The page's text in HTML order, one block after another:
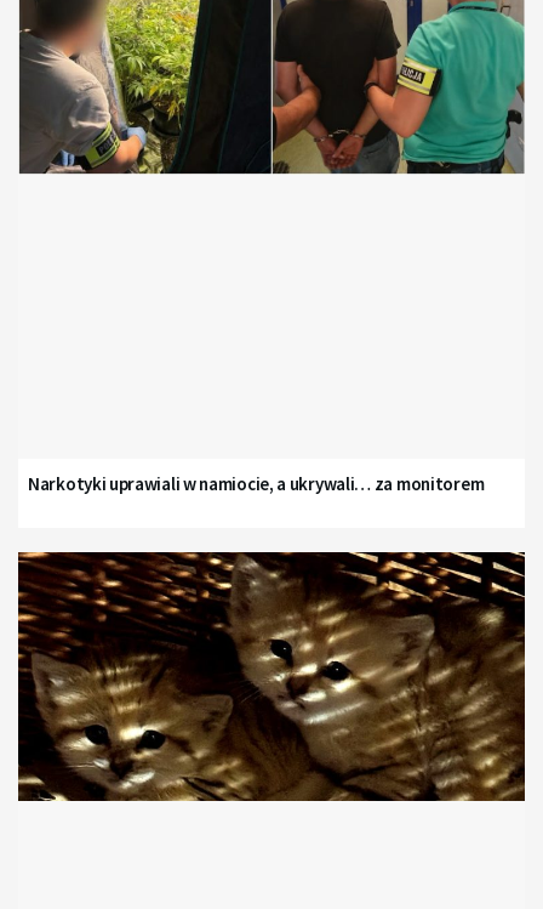
Narkotyki uprawiali w namiocie, a ukrywali… za monitorem